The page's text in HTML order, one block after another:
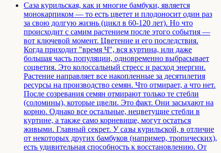
Саза курильская, как и многие бамбуки, является
монокарпиком — то есть цветет и плодоносит один раз
за свою долгую жизнь (цикл в 60-120 лет). Но что
происходит с самим растением после этого события —
вот ключевой момент. Цветение и его последствия.
Когда приходит "время Ч", вся куртина, или даже
большая часть популяции, одновременно выбрасывает
соцветия. Это колоссальный стресс и расход энергии.
Растение направляет все накопленные за десятилетия
ресурсы на производство семян. Что отмирает, а что нет.
После созревания семян отмирают только те стебли
(соломины), которые цвели. Это факт. Они засыхают на
корню. Однако все остальные, нецветущие стебли в
куртине, а также само корневище, могут остаться
живыми. Главный секрет. У сазы курильской, в отличие
от некоторых других бамбуков (например, тропических),
есть удивительная способность к восстановлению. От